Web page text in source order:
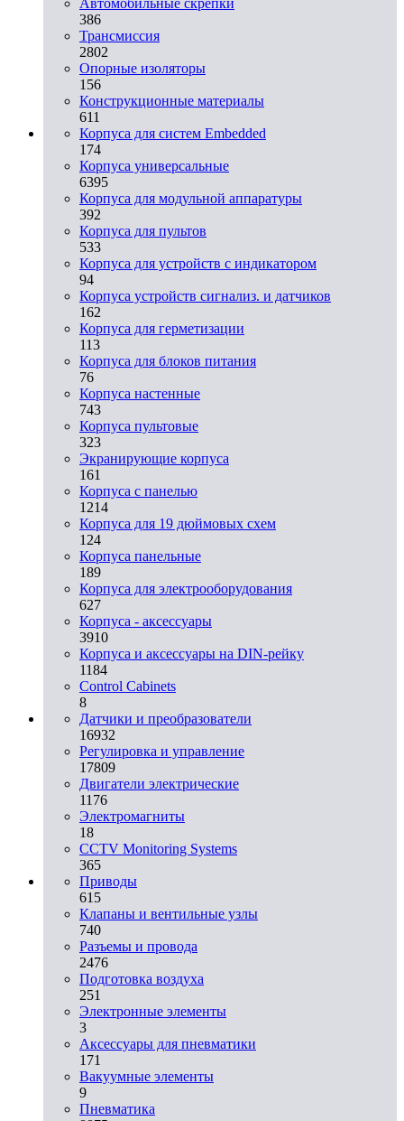
386
Трансмиссия
2802
Опорные изоляторы
156
Конструкционные материалы
611
Корпуса для систем Embedded
174
Корпуса универсальные
6395
Корпуса для модульной аппаратуры
392
Корпуса для пультов
533
Корпуса для устройств с индикатором
94
Корпуса устройств сигнализ. и датчиков
162
Корпуса для герметизации
113
Корпуса для блоков питания
76
Корпуса настенные
743
Корпуса пультовые
323
Экранирующие корпуса
161
Корпуса с панелью
1214
Корпуса для 19 дюймовых схем
124
Корпуса панельные
189
Корпуса для электрооборудования
627
Корпуса - аксессуары
3910
Корпуса и аксессуары на DIN-рейку
1184
Control Cabinets
8
Датчики и преобразователи
16932
Регулировка и управление
17809
Двигатели электрические
1176
Электромагниты
18
CCTV Monitoring Systems
365
Приводы
615
Клапаны и вентильные узлы
740
Разъемы и провода
2476
Подготовка воздуха
251
Электронные элементы
3
Аксессуары для пневматики
171
Вакуумные элементы
9
Пневматика